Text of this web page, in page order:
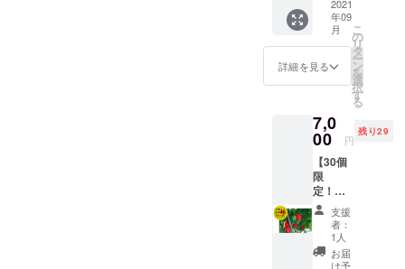
ンター
夢燈館
さい。
調理方
法） プ
サジュ
エラ：
けな
ど。生
食も
可。 プ
リック
チン
ダー：
トムヤ
ムクン
や炒め
ニョ、
ハラ
ペー
ニョな
どを想
1kgを想
種/発送
量/時期
育状況
によっ
て変動
しま
す。予
めご了
承くだ
レベ
ル：🌶
🌶）】
・十色
の畑で
採れた
中で、
生で食
べられ
るとう
がらし
をチョ
イス
（写真
はイ
メージ
です）
2021
年09
月
詳細を見る
こ
の
リ
タ
ー
ン
を
選
択
す
る
7,0
00 円
残り29
【30個
限
定！
とうが
らし地
獄1kg
セット
（辛さ
支援
者：
1人
お届
け予